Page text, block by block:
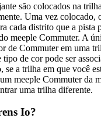
são colocados na
Uma vez colocado,
cada distrito que a pista
meeple Commuter. A
de Commuter em uma
de cor pode ser
se a trilha em que você
meeple Commuter da
uma trilha diferente.
Io?